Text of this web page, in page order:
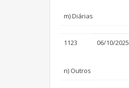
m) Diárias
1123 06/10/2025
n) Outros